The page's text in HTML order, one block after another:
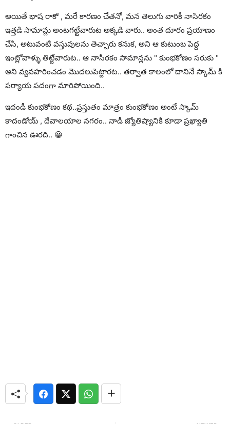
అయితే భాష రాకో , మరే కారణం చేతనో, మన తెలుగు వారికీ నాసిరకం
ఇత్తడి సామాన్లు అంటగట్టేవారుట అక్కడి వారు.. అంత దూరం ప్రయాణం
చేసి, అటువంటి వస్తువులను తెచ్చారు కనుక, అని ఆ కుటుంబ పెద్ద
ఇంట్లోవాళ్ళు తిట్టేవారుట.. ఆ నాసిరకం సామాన్లను " కుంభకోణం సరుకు "
అని వ్యవహరించడం మొదలుపెట్టారట.. తర్వాత కాలంలో దానినే స్కామ్ కి
పర్యాయ పదంగా మారిపోయింది..
ఇదండీ కుంభకోణం కథ..ప్రస్తుతం మాత్రం కుంభకోణం అంటే స్కామ్
కాదండోయ్ , దేవాలయాల నగరం.. నాడీ జ్యోతిష్యానికి కూడా ప్రఖ్యాతి
గాంచిన ఊరది.. 😀